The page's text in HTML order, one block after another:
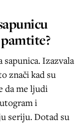
Izazvala
znači kad su
da me ljudi
i
seriju. Dotad su